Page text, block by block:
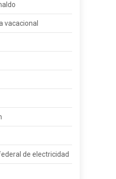
vacacional
de electricidad